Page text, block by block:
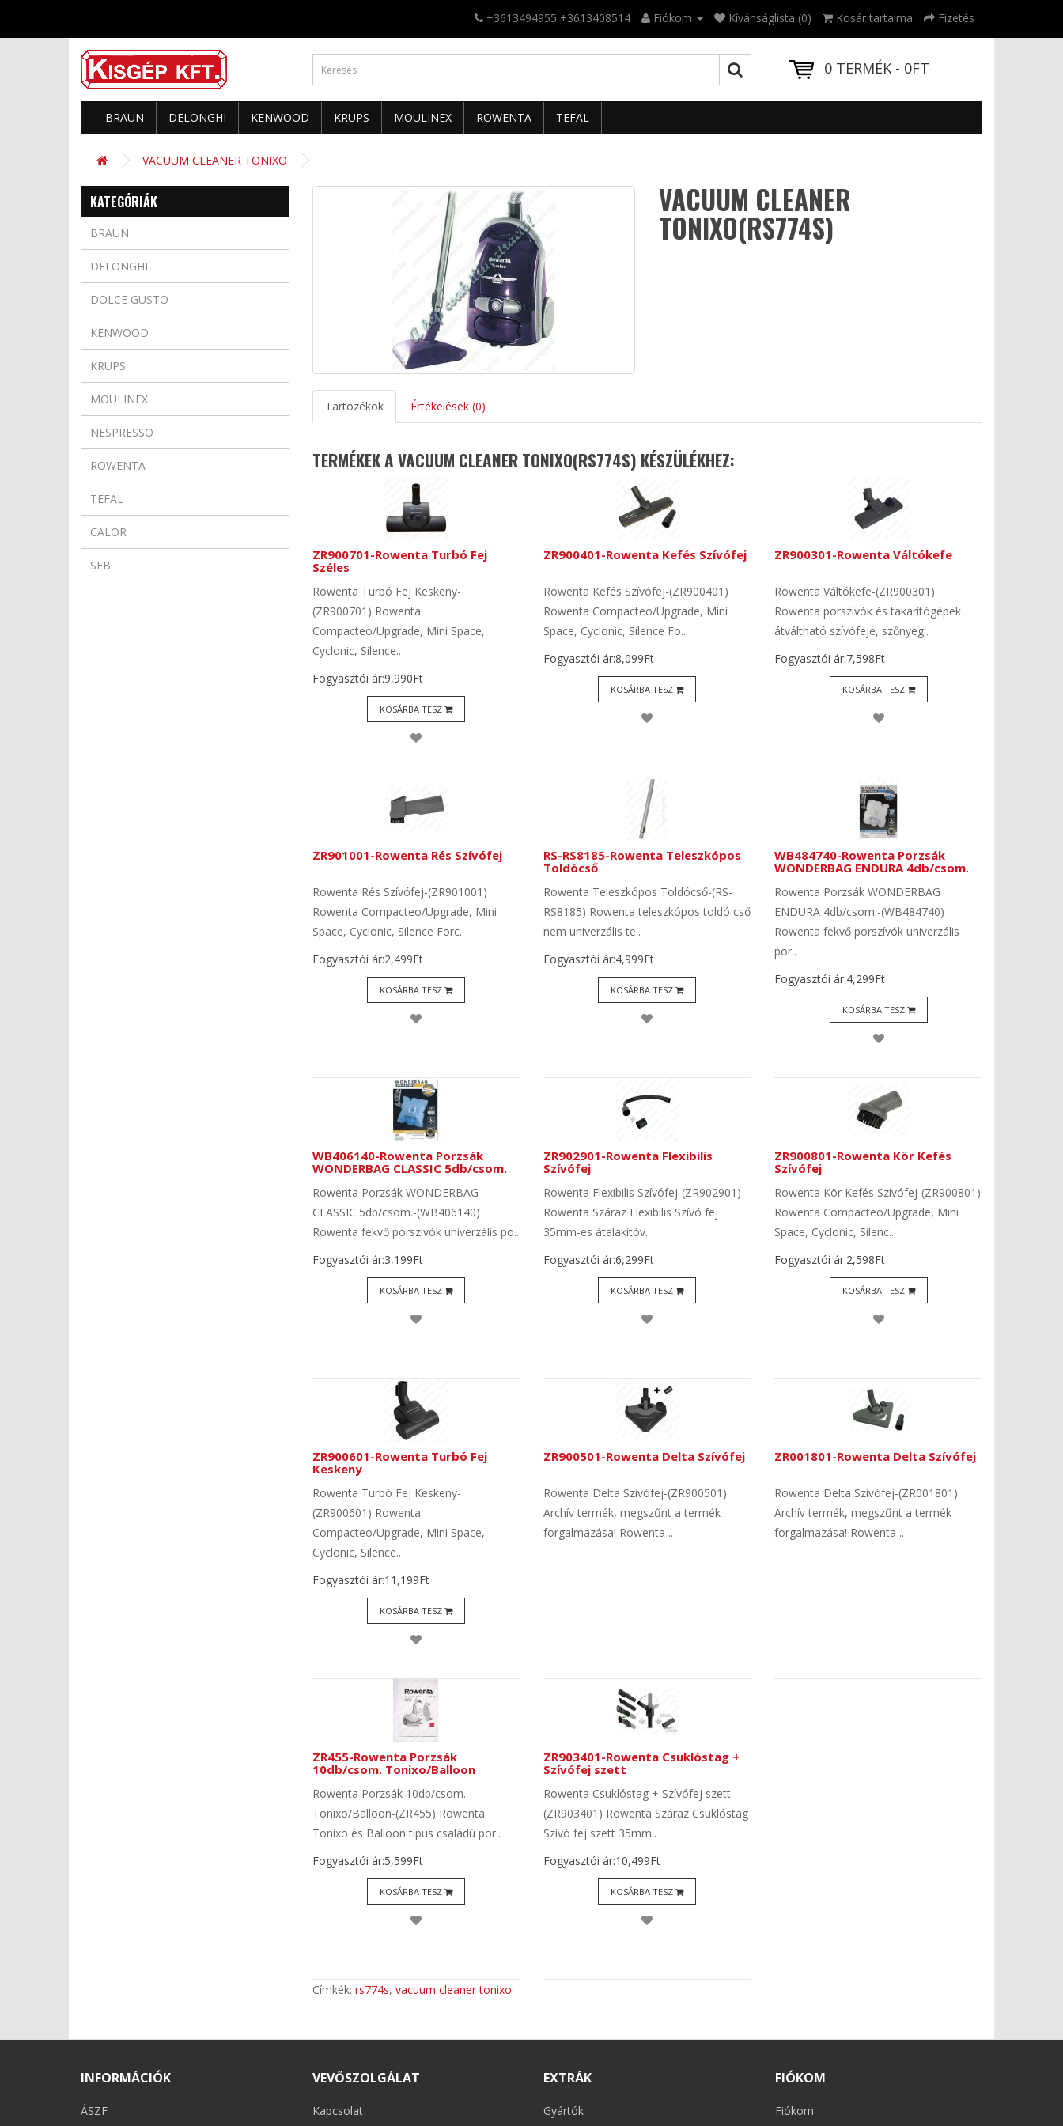
+3613494955 +3613408514 Fiókom Kívánságlista (0) Kosár tartalma Fizetés
0 TERMÉK - 0FT
BRAUN DELONGHI KENWOOD KRUPS MOULINEX ROWENTA TEFAL
VACUUM CLEANER TONIXO
KATEGÓRIÁK
BRAUN
DELONGHI
DOLCE GUSTO
KENWOOD
KRUPS
MOULINEX
NESPRESSO
ROWENTA
TEFAL
CALOR
SEB
VACUUM CLEANER
TONIXO(RS774S)
Tartozékok Értékelések (0)
TERMÉKEK A VACUUM CLEANER TONIXO(RS774S) KÉSZÜLÉKHEZ:
ZR900701-Rowenta Turbó Fej
Széles
Rowenta Turbó Fej Keskeny-
(ZR900701) Rowenta
Compacteo/Upgrade, Mini Space,
Cyclonic, Silence..
Fogyasztói ár:9,990Ft
KOSÁRBA TESZ
ZR900401-Rowenta Kefés Szívófej
Rowenta Kefés Szívófej-(ZR900401)
Rowenta Compacteo/Upgrade, Mini
Space, Cyclonic, Silence Fo..
Fogyasztói ár:8,099Ft
KOSÁRBA TESZ
ZR900301-Rowenta Váltókefe
Rowenta Váltókefe-(ZR900301)
Rowenta porszívók és takarítógépek
átváltható szívófeje, szőnyeg..
Fogyasztói ár:7,598Ft
KOSÁRBA TESZ
ZR901001-Rowenta Rés Szívófej
Rowenta Rés Szívófej-(ZR901001)
Rowenta Compacteo/Upgrade, Mini
Space, Cyclonic, Silence Forc..
Fogyasztói ár:2,499Ft
KOSÁRBA TESZ
RS-RS8185-Rowenta Teleszkópos
Toldócső
Rowenta Teleszkópos Toldócső-(RS-
RS8185) Rowenta teleszkópos toldó cső
nem univerzális te..
Fogyasztói ár:4,999Ft
KOSÁRBA TESZ
WB484740-Rowenta Porzsák
WONDERBAG ENDURA 4db/csom.
Rowenta Porzsák WONDERBAG
ENDURA 4db/csom.-(WB484740)
Rowenta fekvő porszívók univerzális
por..
Fogyasztói ár:4,299Ft
KOSÁRBA TESZ
WB406140-Rowenta Porzsák
WONDERBAG CLASSIC 5db/csom.
Rowenta Porzsák WONDERBAG
CLASSIC 5db/csom.-(WB406140)
Rowenta fekvő porszívók univerzális po..
Fogyasztói ár:3,199Ft
KOSÁRBA TESZ
ZR902901-Rowenta Flexibilis
Szívófej
Rowenta Flexibilis Szívófej-(ZR902901)
Rowenta Száraz Flexibilis Szívó fej
35mm-es átalakítóv..
Fogyasztói ár:6,299Ft
KOSÁRBA TESZ
ZR900801-Rowenta Kör Kefés
Szívófej
Rowenta Kör Kefés Szívófej-(ZR900801)
Rowenta Compacteo/Upgrade, Mini
Space, Cyclonic, Silenc..
Fogyasztói ár:2,598Ft
KOSÁRBA TESZ
ZR900601-Rowenta Turbó Fej
Keskeny
Rowenta Turbó Fej Keskeny-
(ZR900601) Rowenta
Compacteo/Upgrade, Mini Space,
Cyclonic, Silence..
Fogyasztói ár:11,199Ft
KOSÁRBA TESZ
ZR900501-Rowenta Delta Szívófej
Rowenta Delta Szívófej-(ZR900501)
Archív termék, megszűnt a termék
forgalmazása! Rowenta ..
ZR001801-Rowenta Delta Szívófej
Rowenta Delta Szívófej-(ZR001801)
Archív termék, megszűnt a termék
forgalmazása! Rowenta ..
ZR455-Rowenta Porzsák
10db/csom. Tonixo/Balloon
Rowenta Porzsák 10db/csom.
Tonixo/Balloon-(ZR455) Rowenta
Tonixo és Balloon típus családú por..
Fogyasztói ár:5,599Ft
KOSÁRBA TESZ
ZR903401-Rowenta Csuklóstag +
Szívófej szett
Rowenta Csuklóstag + Szívófej szett-
(ZR903401) Rowenta Száraz Csuklóstag
Szívó fej szett 35mm..
Fogyasztói ár:10,499Ft
KOSÁRBA TESZ
Címkék: rs774s, vacuum cleaner tonixo
INFORMÁCIÓK
ÁSZF
VEVŐSZOLGÁLAT
Kapcsolat
EXTRÁK
Gyártók
FIÓKOM
Fiókom